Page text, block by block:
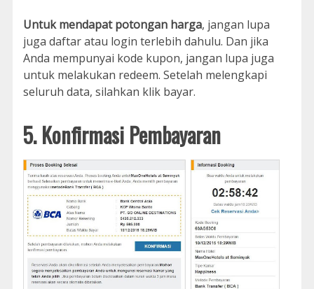
Untuk mendapat potongan harga, jangan lupa
juga daftar atau login terlebih dahulu. Dan jika
Anda mempunyai kode kupon, jangan lupa juga
untuk melakukan redeem. Setelah melengkapi
seluruh data, silahkan klik bayar.
5. Konfirmasi Pembayaran